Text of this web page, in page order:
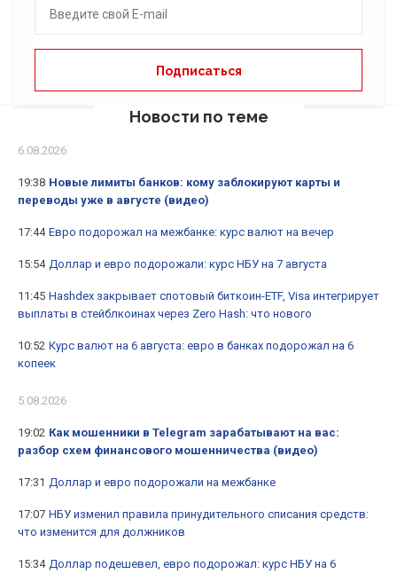
Новости по теме
6.08.2026
19:38 Новые лимиты банков: кому заблокируют карты и
переводы уже в августе (видео)
17:44 Евро подорожал на межбанке: курс валют на вечер
15:54 Доллар и евро подорожали: курс НБУ на 7 августа
11:45 Hashdex закрывает спотовый биткоин-ETF, Visa интегрирует
выплаты в стейблкоинах через Zero Hash: что нового
10:52 Курс валют на 6 августа: евро в банках подорожал на 6
копеек
5.08.2026
19:02 Как мошенники в Telegram зарабатывают на вас:
разбор схем финансового мошенничества (видео)
17:31 Доллар и евро подорожали на межбанке
17:07 НБУ изменил правила принудительного списания средств:
что изменится для должников
15:34 Доллар подешевел, евро подорожал: курс НБУ на 6